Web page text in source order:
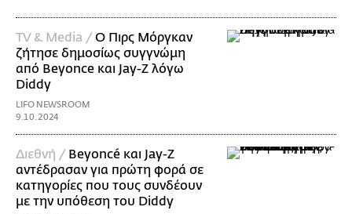
TV & Media /Ο Πιρς Μόργκαν
ζήτησε δημοσίως συγγνώμη
από Beyonce και Jay-Z λόγω
Diddy
LIFO NEWSROOM
9.10.2024
Διεθνή / Beyoncé και Jay-Z
αντέδρασαν για πρώτη φορά σε
κατηγορίες που τους συνδέουν
με την υπόθεση του Diddy